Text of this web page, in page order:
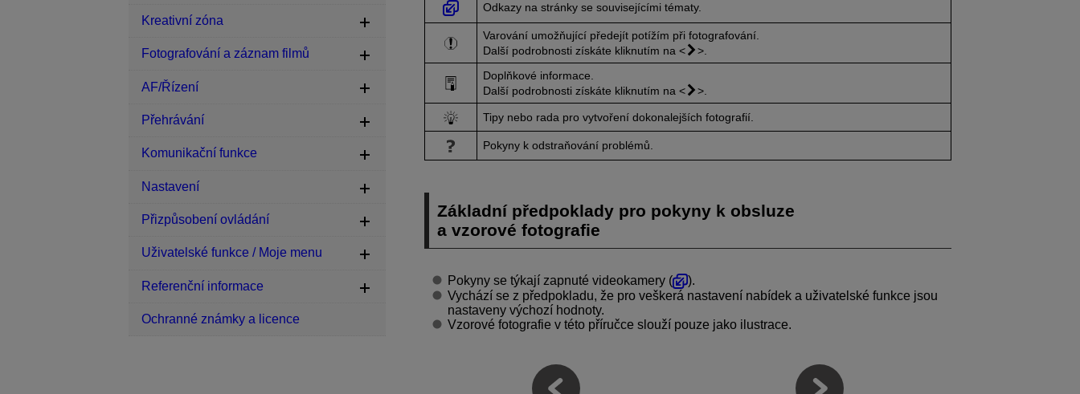
Odkazy na stránky se souvisejícími tématy.
Varování umožňující předejít potížím při fotografování.
Další podrobnosti získáte kliknutím na
Doplňkové informace.
Další podrobnosti získáte kliknutím na
Tipy nebo rada pro vytvoření dokonalejších fotografií.
Pokyny k odstraňování problémů.
Základní předpoklady pro pokyny k obsluze
a vzorové fotografie
Pokyny se týkají zapnuté videokamery (
).
Vychází se z předpokladu, že pro veškerá nastavení nabídek a uživatelské funkce jsou
nastaveny výchozí hodnoty.
Vzorové fotografie v této příručce slouží pouze jako ilustrace.
Kreativní zóna
Fotografování a záznam filmů
AF/Řízení
Přehrávání
Komunikační funkce
Nastavení
Přizpůsobení ovládání
Uživatelské funkce / Moje menu
Referenční informace
Ochranné známky a licence